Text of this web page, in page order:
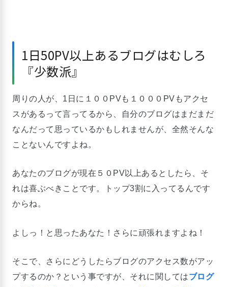
1日50PV以上あるブログはむしろ
『少数派』
周りの人が、1日に１００PVも１０００PVもアクセ
スがあるって言ってるから、自分のブログはまだまだ
なんだって思っているかもしれませんが、全然そんな
ことないんですよね。
あなたのブログが現在５０PV以上あるとしたら、そ
れは喜ぶべきことです。トップ3割に入ってるんです
からね。
よしっ！と思ったあなた！さらに頑張れますよね！
そこで、さらにどうしたらブログのアクセス数がアッ
プするのか？という事ですが、それに関してはブログ